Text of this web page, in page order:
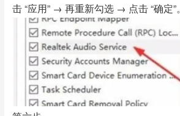
击 “应用” → 再重新勾选 → 点击 “确定”。